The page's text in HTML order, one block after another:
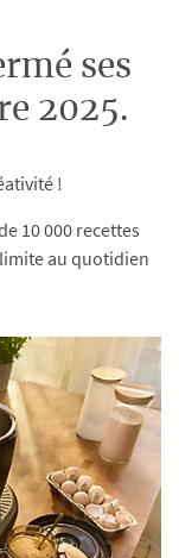
ses
2025.
!
10 000 recettes
au quotidien